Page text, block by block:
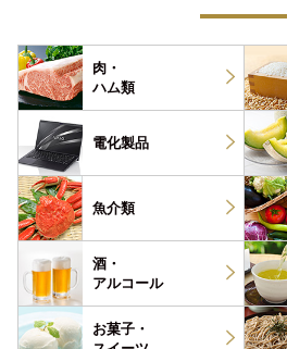
肉・
ハム類
電化製品
魚介類
酒・
アルコール
お菓子・